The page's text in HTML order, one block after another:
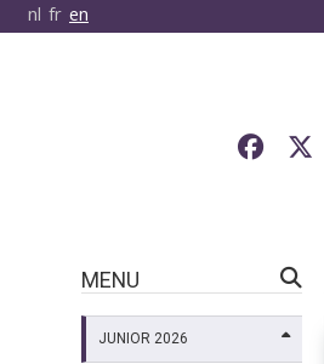
nl fr en
MENU
JUNIOR 2026